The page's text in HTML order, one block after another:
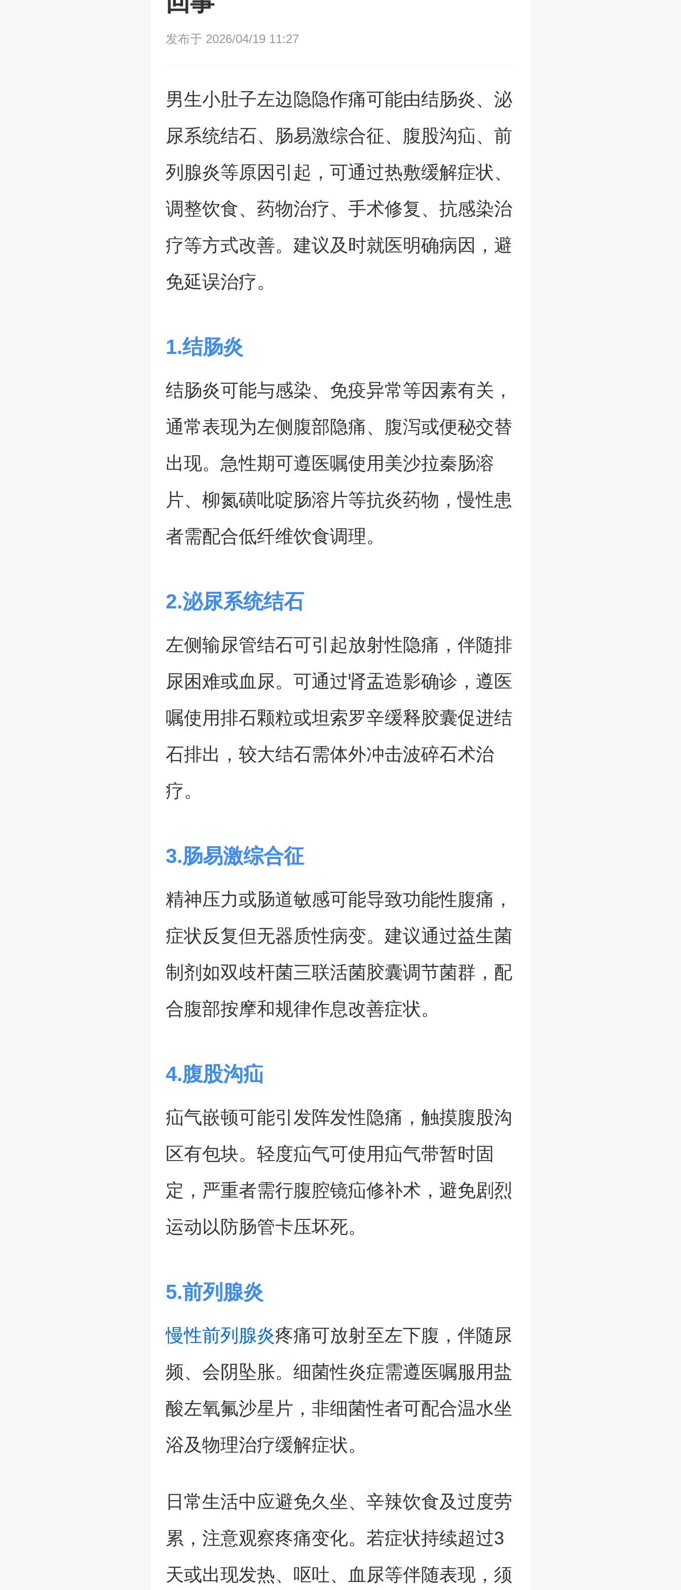
发布于 2026/04/19 11:27
男生小肚子左边隐隐作痛可能由结肠炎、泌
尿系统结石、肠易激综合征、腹股沟疝、前
列腺炎等原因引起，可通过热敷缓解症状、
调整饮食、药物治疗、手术修复、抗感染治
疗等方式改善。建议及时就医明确病因，避
免延误治疗。
1.结肠炎
结肠炎可能与感染、免疫异常等因素有关，
通常表现为左侧腹部隐痛、腹泻或便秘交替
出现。急性期可遵医嘱使用美沙拉秦肠溶
片、柳氮磺吡啶肠溶片等抗炎药物，慢性患
者需配合低纤维饮食调理。
2.泌尿系统结石
左侧输尿管结石可引起放射性隐痛，伴随排
尿困难或血尿。可通过肾盂造影确诊，遵医
嘱使用排石颗粒或坦索罗辛缓释胶囊促进结
石排出，较大结石需体外冲击波碎石术治
疗。
3.肠易激综合征
精神压力或肠道敏感可能导致功能性腹痛，
症状反复但无器质性病变。建议通过益生菌
制剂如双歧杆菌三联活菌胶囊调节菌群，配
合腹部按摩和规律作息改善症状。
4.腹股沟疝
疝气嵌顿可能引发阵发性隐痛，触摸腹股沟
区有包块。轻度疝气可使用疝气带暂时固
定，严重者需行腹腔镜疝修补术，避免剧烈
运动以防肠管卡压坏死。
5.前列腺炎
慢性前列腺炎疼痛可放射至左下腹，伴随尿
频、会阴坠胀。细菌性炎症需遵医嘱服用盐
酸左氧氟沙星片，非细菌性者可配合温水坐
浴及物理治疗缓解症状。
日常生活中应避免久坐、辛辣饮食及过度劳
累，注意观察疼痛变化。若症状持续超过3
天或出现发热、呕吐、血尿等伴随表现，须